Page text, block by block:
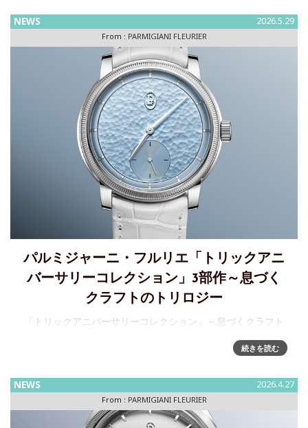
は、ブランドパートナーとして、プロサッカー選手の吉田麻
也氏を迎えたことを
NEWS 2026.5.29
From : PARMIGIANI FLEURIER
パルミジャーニ・フルリエ「トリックアニ
バーサリーコレクション」3部作～息づく
クラフトのトリロジー
「トリックアニバーサリーコレクション」～息づくクラフト
つのビジョンを形にしました。機械式時計製造の偉大な伝統
クでした。それは、
続きを読む
NEWS 2026.4.27
From : PARMIGIANI FLEURIER